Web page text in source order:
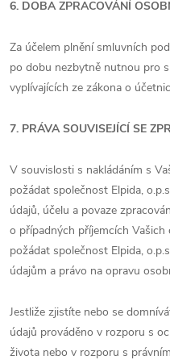
6. DOBA ZPRACOVÁNÍ
Za účelem plnění smluvních
po dobu nezbytně nutnou pro
vyplívajících ze zákona o
7. PRÁVA SOUVISEJÍCÍ SE
V souvislosti s nakládáním s
požádat společnost Elpida,
údajů, účelu a povaze
o případných příjemcích
požádat společnost Elpida,
údajům a právo na opravu
Jestliže zjistíte nebo se
údajů prováděno v rozporu s
života nebo v rozporu s